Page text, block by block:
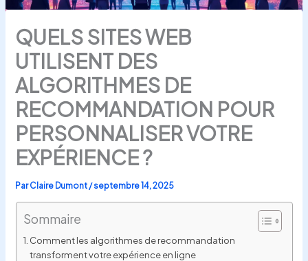
QUELS SITES WEB
UTILISENT DES
ALGORITHMES DE
RECOMMANDATION POUR
PERSONNALISER VOTRE
EXPÉRIENCE ?
ParClaire Dumont/septembre 14, 2025
Sommaire
Comment les algorithmes de recommandation
transforment votre expérience en ligne